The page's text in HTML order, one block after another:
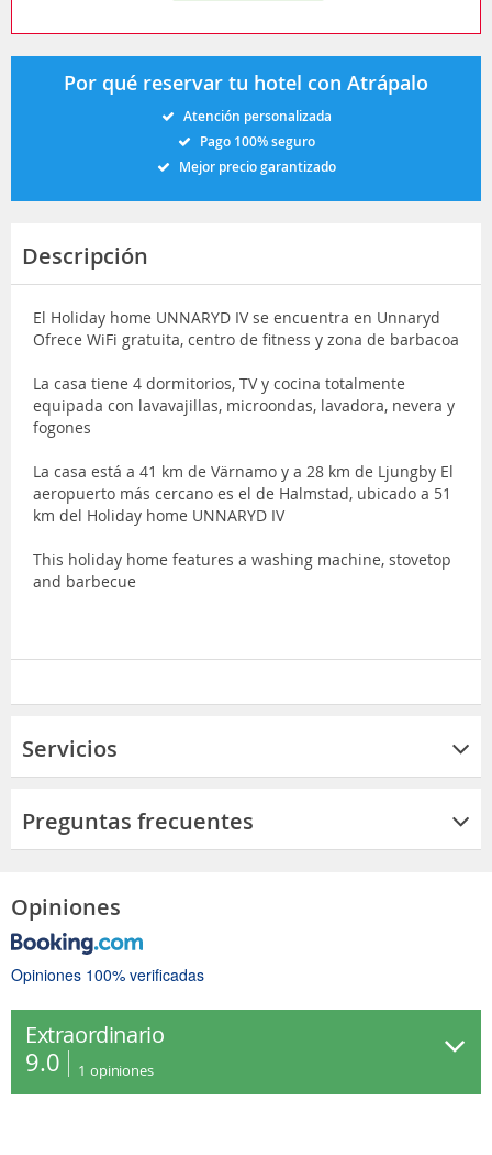
Por qué reservar tu hotel con Atrápalo
Atención personalizada
Pago 100% seguro
Mejor precio garantizado
Descripción
El Holiday home UNNARYD IV se encuentra en Unnaryd
Ofrece WiFi gratuita, centro de fitness y zona de barbacoa
La casa tiene 4 dormitorios, TV y cocina totalmente
equipada con lavavajillas, microondas, lavadora, nevera y
fogones
La casa está a 41 km de Värnamo y a 28 km de Ljungby El
aeropuerto más cercano es el de Halmstad, ubicado a 51
km del Holiday home UNNARYD IV
This holiday home features a washing machine, stovetop
and barbecue
Servicios
Preguntas frecuentes
Opiniones
Opiniones 100% verificadas
Extraordinario
9.0 1 opiniones